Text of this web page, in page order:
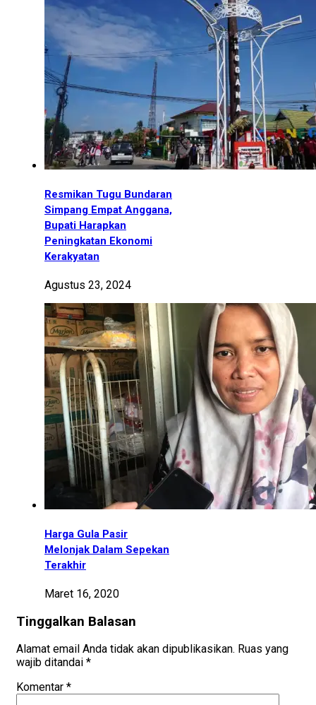
Resmikan Tugu Bundaran
Simpang Empat Anggana,
Bupati Harapkan
Peningkatan Ekonomi
Kerakyatan
Agustus 23, 2024
Harga Gula Pasir
Melonjak Dalam Sepekan
Terakhir
Maret 16, 2020
Tinggalkan Balasan
Alamat email Anda tidak akan dipublikasikan. Ruas yang
wajib ditandai *
Komentar *